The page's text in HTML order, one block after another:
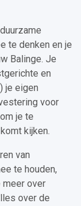
te denken en je
Balinge. Je
en
je eigen
voor
je te
kijken.
van
te houden,
over
over de